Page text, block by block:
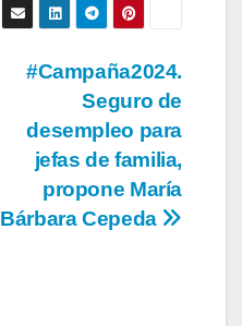
#Campaña2024.
Seguro de
desempleo para
jefas de familia,
propone María
Bárbara Cepeda